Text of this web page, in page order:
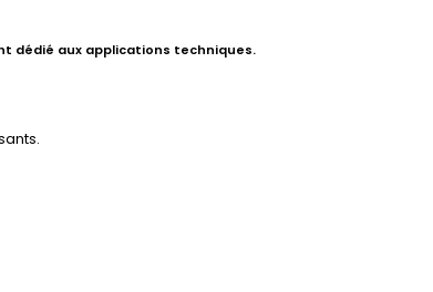
dédié aux applications techniques.